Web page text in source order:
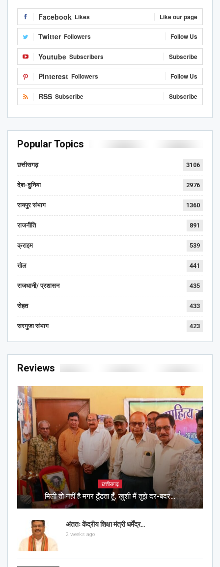
Facebook Likes Like our page
Twitter Followers Follow Us
Youtube Subscribers Subscribe
Pinterest Followers Follow Us
RSS Subscribe Subscribe
Popular Topics
छत्तीसगढ़ 3106
देश-दुनिया 2976
रायपुर संभाग 1360
राजनीति 891
क्राइम 539
खेल 441
राजधानी/ प्रशासन 435
सेहत 433
सरगुजा संभाग 423
Reviews
छत्तीसगढ़
मिली तो नहीं है मगर ढूँढता हूँ, ख़ुशी मैं तुझे दर-बदर…
अंततः केंद्रीय शिक्षा मंत्री धर्मेंद्र…
2 weeks ago